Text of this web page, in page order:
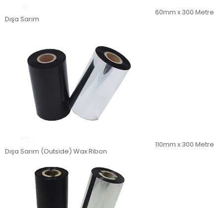
60mm x 300 Metre
Dışa Sarım
110mm x 300 Metre
Dışa Sarım (Outside) Wax Ribon